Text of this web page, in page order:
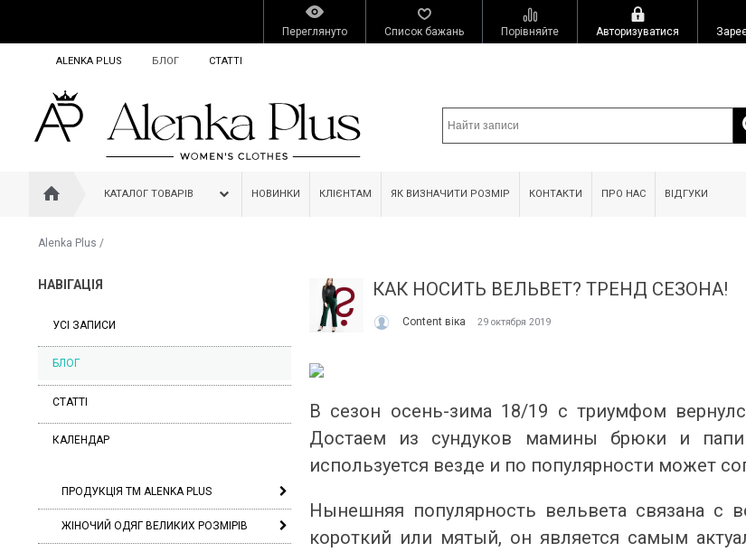
Переглянуто Список бажань Порівняйте Авторизуватися
ALENKA PLUS БЛОГ СТАТТІ
КАТАЛОГ ТОВАРІВ НОВИНКИ КЛІЄНТАМ ЯК ВИЗНАЧИТИ РОЗМІР КОНТАКТИ ПРО НАС ВІДГУКИ
Alenka Plus /
НАВІГАЦІЯ
УСІ ЗАПИСИ
БЛОГ
СТАТТІ
КАЛЕНДАР
ПРОДУКЦІЯ ТМ ALENKA PLUS
ЖІНОЧИЙ ОДЯГ ВЕЛИКИХ РОЗМІРІВ
КАК НОСИТЬ ВЕЛЬВЕТ? ТРЕНД СЕЗОНА!
Content віка 29 октября 2019
В сезон осень-зима 18/19 с триумфом
Достаем из сундуков мамины брюки и
используется везде и по популярности может
Нынешняя популярность вельвета связана с
короткий или мятый, он является самым